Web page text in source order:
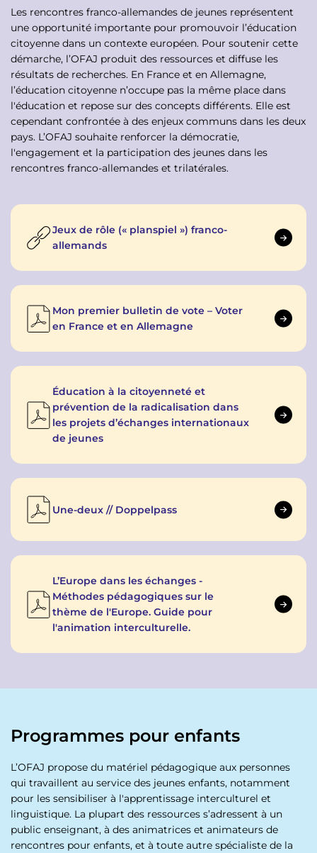
Les rencontres franco-allemandes de jeunes représentent
une opportunité importante pour promouvoir l’éducation
citoyenne dans un contexte européen. Pour soutenir cette
démarche, l’OFAJ produit des ressources et diffuse les
résultats de recherches. En France et en Allemagne,
l’éducation citoyenne n’occupe pas la même place dans
l'éducation et repose sur des concepts différents. Elle est
cependant confrontée à des enjeux communs dans les deux
pays. L’OFAJ souhaite renforcer la démocratie,
l'engagement et la participation des jeunes dans les
rencontres franco-allemandes et trilatérales.
Jeux de rôle (« planspiel ») franco-
allemands
Mon premier bulletin de vote – Voter
en France et en Allemagne
Éducation à la citoyenneté et
prévention de la radicalisation dans
les projets d’échanges internationaux
de jeunes
Une-deux // Doppelpass
L’Europe dans les échanges -
Méthodes pédagogiques sur le
thème de l'Europe. Guide pour
l'animation interculturelle.
Programmes pour enfants
L’OFAJ propose du matériel pédagogique aux personnes
qui travaillent au service des jeunes enfants, notamment
pour les sensibiliser à l'apprentissage interculturel et
linguistique. La plupart des ressources s’adressent à un
public enseignant, à des animatrices et animateurs de
rencontres pour enfants, et à toute autre spécialiste de la